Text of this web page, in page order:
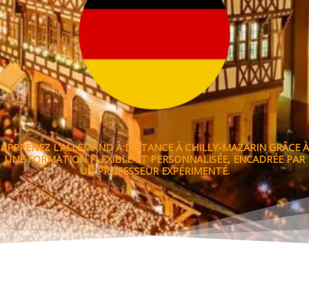
APPRENEZ L’ALLEMAND À DISTANCE À CHILLY-MAZARIN GRÂCE À
UNE FORMATION FLEXIBLE ET PERSONNALISÉE, ENCADRÉE PAR
UN PROFESSEUR EXPÉRIMENTÉ.